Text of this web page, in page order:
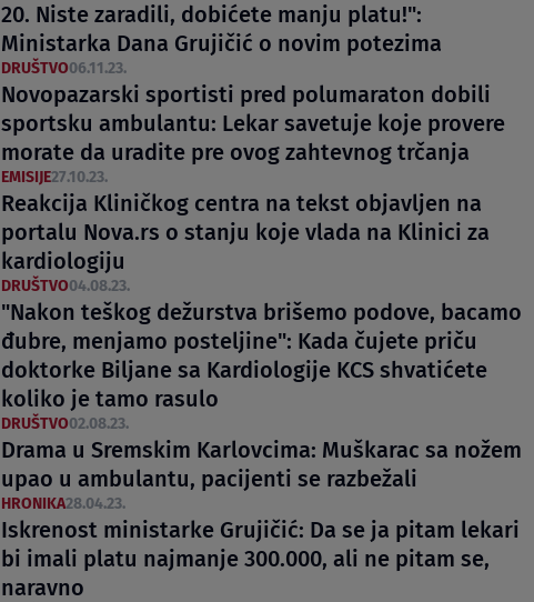
20. Niste zaradili, dobićete manju platu!":
Ministarka Dana Grujičić o novim potezima
DRUŠTVO06.11.23.
Novopazarski sportisti pred polumaraton dobili
sportsku ambulantu: Lekar savetuje koje provere
morate da uradite pre ovog zahtevnog trčanja
EMISIJE27.10.23.
Reakcija Kliničkog centra na tekst objavljen na
portalu Nova.rs o stanju koje vlada na Klinici za
kardiologiju
DRUŠTVO04.08.23.
"Nakon teškog dežurstva brišemo podove, bacamo
đubre, menjamo posteljine": Kada čujete priču
doktorke Biljane sa Kardiologije KCS shvatićete
koliko je tamo rasulo
DRUŠTVO02.08.23.
Drama u Sremskim Karlovcima: Muškarac sa nožem
upao u ambulantu, pacijenti se razbežali
HRONIKA28.04.23.
Iskrenost ministarke Grujičić: Da se ja pitam lekari
bi imali platu najmanje 300.000, ali ne pitam se,
naravno